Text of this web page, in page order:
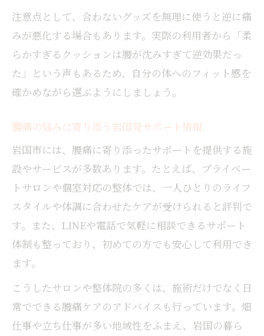
注意点として、合わないグッズを無理に使うと逆に痛
みが悪化する場合もあります。実際の利用者から「柔
らかすぎるクッションは腰が沈みすぎて逆効果だっ
た」という声もあるため、自分の体へのフィット感を
確かめながら選ぶようにしましょう。
腰痛の悩みに寄り添う岩国発サポート情報
岩国市には、腰痛に寄り添ったサポートを提供する施
設やサービスが多数あります。たとえば、プライベー
トサロンや個室対応の整体では、一人ひとりのライフ
スタイルや体調に合わせたケアが受けられると評判で
す。また、LINEや電話で気軽に相談できるサポート
体制も整っており、初めての方でも安心して利用でき
ます。
こうしたサロンや整体院の多くは、施術だけでなく日
常でできる腰痛ケアのアドバイスも行っています。畑
仕事や立ち仕事が多い地域性をふまえ、岩国の暮ら